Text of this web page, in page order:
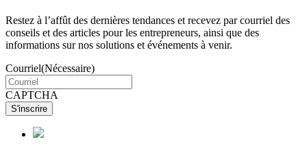
Restez à l’affût des dernières tendances et recevez par courriel des
conseils et des articles pour les entrepreneurs, ainsi que des
informations sur nos solutions et événements à venir.
Courriel(Nécessaire)
CAPTCHA